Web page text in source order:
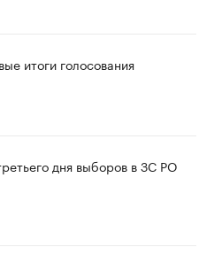
итоги голосования
дня выборов в ЗС РО